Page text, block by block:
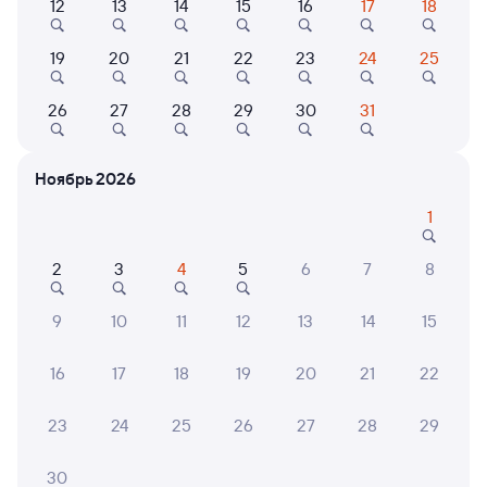
Найдём билет на поезд за вас
Даже если сейчас нет мест
Искать билеты
по этому направлению
Мы отображаем актуальные отзывы и не удаляем
8 ГАЛИНА Ш.
Чисто,приятные проводники.только хорошие
10
12 13 14 15 16 17 18
19 20 21 22 23 24 25
26 27 28 29 30 31
Ноябрь 2026
1
2 3 4 5 6 7 8
9 10 11 12 13 14 15
16 17 18 19 20 21 22
23 24 25 26 27 28 29
30